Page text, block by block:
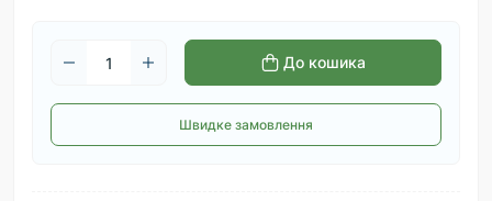
До кошика
Швидке замовлення